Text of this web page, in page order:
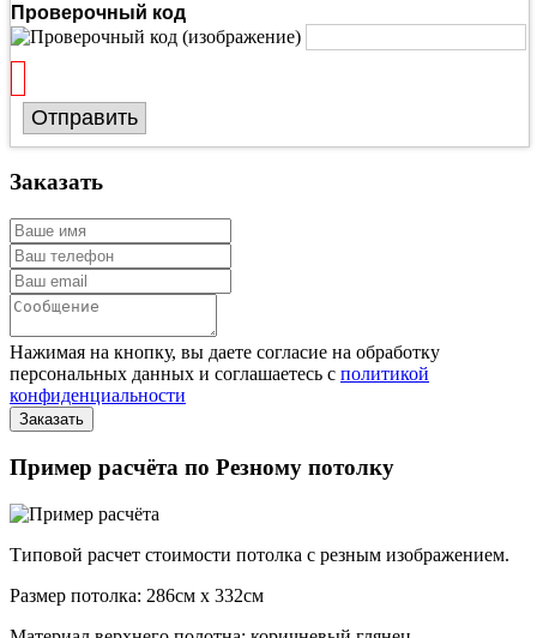
Проверочный код
Отправить
Заказать
Нажимая на кнопку, вы даете согласие на обработку
персональных данных и соглашаетесь с политикой
конфиденциальности
Пример расчёта по Резному потолку
Типовой расчет стоимости потолка с резным изображением.
Размер потолка: 286см x 332см